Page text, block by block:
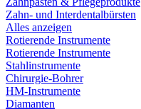
Zahn- und Interdentalbürsten
Alles anzeigen
Rotierende Instrumente
Rotierende Instrumente
Stahlinstrumente
Chirurgie-Bohrer
HM-Instrumente
Diamanten